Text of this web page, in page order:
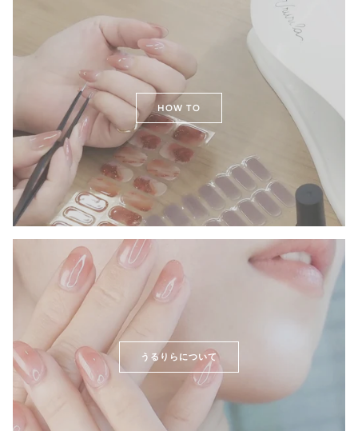
HOW TO
うるりらについて